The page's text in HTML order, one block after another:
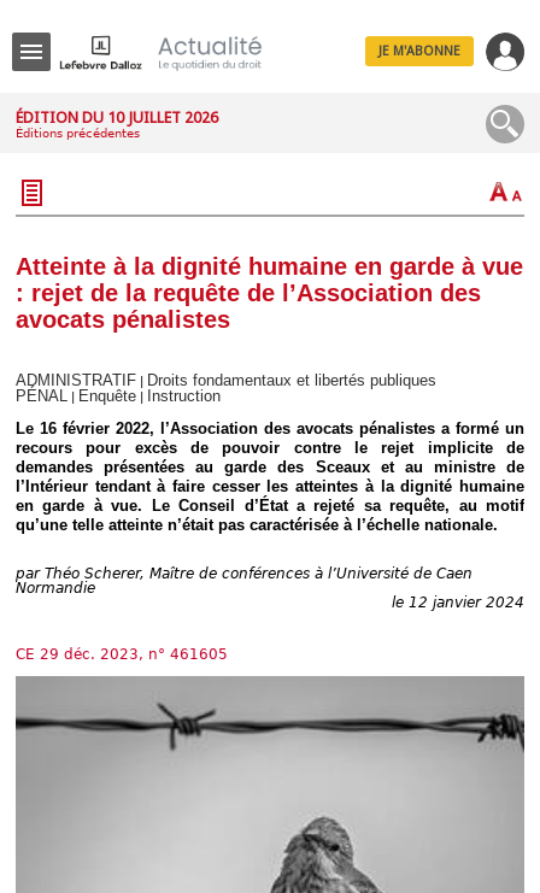
IT
JE M'ABONNE
ÉDITION DU 10 JUILLET 2026
Éditions précédentes
Atteinte à la dignité humaine en garde à vue
: rejet de la requête de l’Association des
avocats pénalistes
ADMINISTRATIF
Droits fondamentaux et libertés publiques
PÉNAL
Enquête
Instruction
Le 16 février 2022, l’Association des avocats pénalistes a formé un
recours pour excès de pouvoir contre le rejet implicite de
demandes présentées au garde des Sceaux et au ministre de
l’Intérieur tendant à faire cesser les atteintes à la dignité humaine
en garde à vue. Le Conseil d’État a rejeté sa requête, au motif
qu’une telle atteinte n’était pas caractérisée à l’échelle nationale.
par Théo Scherer, Maître de conférences à l’Université de Caen
Normandie
le 12 janvier 2024
CE 29 déc. 2023, n° 461605